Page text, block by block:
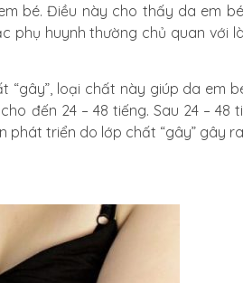
bé. Điều này cho thấy da em
phụ huynh thường chủ quan với
loại chất này giúp da em
đến 24 – 48 tiếng. Sau 24 – 48
phát triển do lớp chất “gây” gây